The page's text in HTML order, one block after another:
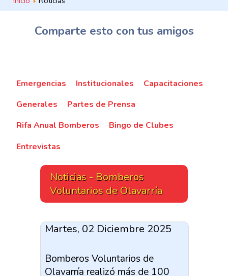
Comparte esto con tus amigos
Emergencias Institucionales
Capacitaciones
Generales
Partes de Prensa
Rifa Anual Bomberos
Bingo de Clubes
Entrevistas
Noticias - Bomberos
Voluntarios de Olavarría
Martes, 02 Diciembre 2025
Bomberos Voluntarios de
Olavarría realizó más de 100